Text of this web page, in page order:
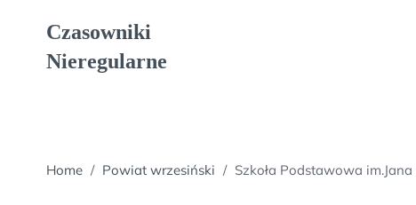
Czasowniki
Nieregularne
Home / Powiat wrzesiński / Szkoła Podstawowa